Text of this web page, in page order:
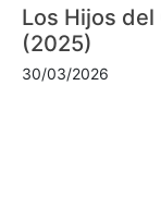
Los Hijos
(2025)
30/03/2026